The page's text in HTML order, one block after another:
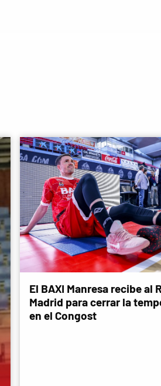
El BAXI Manresa recibe al
Madrid para cerrar la
en el Congost